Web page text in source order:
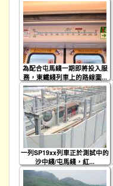
為配合屯馬綫一期即將投入服
務，東鐵綫列車上的路線圖...
一列SP19xx列車正於測試中的
沙中綫/屯馬綫，紅...